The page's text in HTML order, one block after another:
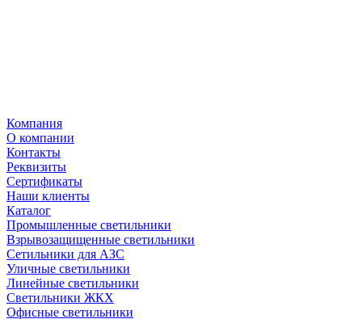
Компания
О компании
Контакты
Реквизиты
Сертификаты
Наши клиенты
Каталог
Промышленные светильники
Взрывозащищенные светильники
Сетильники для АЗС
Уличные светильники
Линейные светильники
Светильники ЖКХ
Офисные светильники